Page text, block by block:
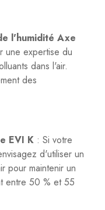
l'humidité Axe
une expertise du
dans l'air.
des
EVI K : Si votre
d'utiliser un
pour maintenir un
entre 50 % et 55